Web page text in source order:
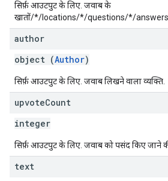
सिर्फ़ आउटपुट के लिए. जवाब के
खातों/*/locations/*/questions/*/
author
object (Author)
सिर्फ़ आउटपुट के लिए. जवाब लिखने वाला व्यक्ति.
upvoteCount
integer
सिर्फ़ आउटपुट के लिए. जवाब को पसंद किए जाने
text